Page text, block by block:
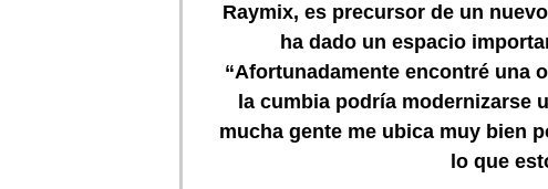
Raymix, es precursor de un
ha dado un espacio
“Afortunadamente encontré una
la cumbia podría modernizarse
mucha gente me ubica muy bien
lo que